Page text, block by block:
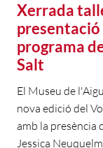
Xerrada
presentació
programa
Salt
El Museu de
nova edició del
amb la presència
Jessica